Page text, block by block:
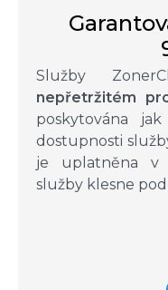
Služby
nepřetržitém
poskytována
dostupnosti
je uplatněna v
služby klesne